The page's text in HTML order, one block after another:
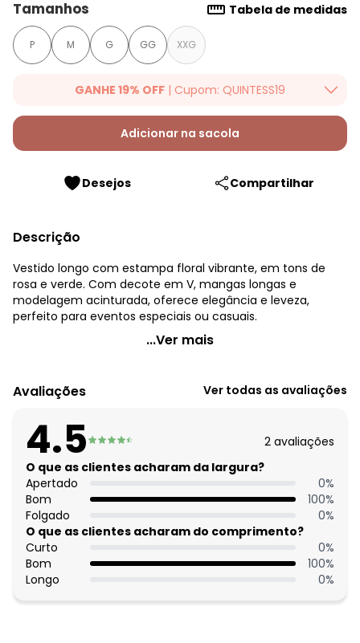
Tamanhos Tabela de medidas
P M G GG XXG
GANHE 19% OFF | Cupom: QUINTESS19
Ganhe 19% OFF Extra em qualquer valor, usando o cupom:
QUINTESS19. Válido para toda loja Quintess, até 07/08/2026.
Adicionar na sacola
Desejos Compartilhar
Descrição
Vestido longo com estampa floral vibrante, em tons de
rosa e verde. Com decote em V, mangas longas e
modelagem acinturada, oferece elegância e leveza,
perfeito para eventos especiais ou casuais.
Quintess - Vestido Floral Verde em Tule
Modelagem: Ampla
Comprimento: Alongado
Estação: Ano Inteiro
Situação de Uso: Casual
Composição Material: 96% Poliéster, 4% Elastano
...Ver mais
Avaliações Ver todas as avaliações
4.5 2 avaliações
O que as clientes acharam da largura?
Apertado
0%
Bom
100%
Folgado
0%
O que as clientes acharam do comprimento?
Curto
0%
Bom
100%
Longo
0%